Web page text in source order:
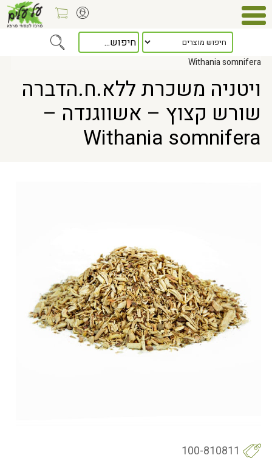
> ויטניה משכרת ללא.ח.הדברה שורש קצוץ – אשווגנדה –
Withania somnifera
ויטניה משכרת ללא.ח.הדברה
שורש קצוץ – אשווגנדה –
Withania somnifera
100-810811